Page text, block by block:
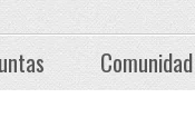
Comunidad